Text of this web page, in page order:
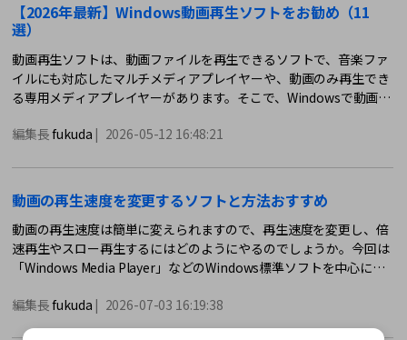
【2026年最新】Windows動画再生ソフトをお勧め（11
選）
動画再生ソフトは、動画ファイルを再生できるソフトで、音楽ファ
イルにも対応したマルチメディアプレイヤーや、動画のみ再生でき
る専用メディアプレイヤーがあります。そこで、Windowsで動画を
編集長fukuda | 2026-05-12 16:48:21
動画の再生速度を変更するソフトと方法おすすめ
動画の再生速度は簡単に変えられますので、再生速度を変更し、倍
速再生やスロー再生するにはどのようにやるのでしょうか。今回は
「Windows Media Player」などのWindows標準ソフトを中心に、
ます。
編集長fukuda | 2026-07-03 16:19:38